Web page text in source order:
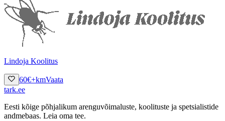
Lindoja Koolitus
60€+kmVaata
tark.ee
Eesti kõige põhjalikum arenguvõimaluste, koolituste ja spetsialistide
andmebaas. Leia oma tee.